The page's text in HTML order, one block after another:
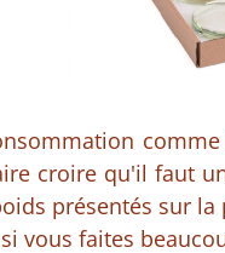
croire qu'il faut
présentés sur
vous faites